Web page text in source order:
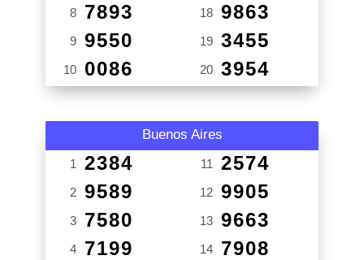
8 7893
9 9550
10 0086
18 9863
19 3455
20 3954
Buenos Aires
1 2384
2 9589
3 7580
4 7199
11 2574
12 9905
13 9663
14 7908